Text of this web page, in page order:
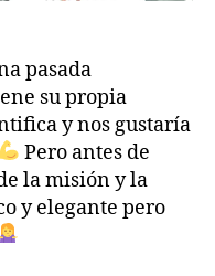
pasada
su propia
y nos gustaría
Pero antes de
la misión y la
y elegante pero